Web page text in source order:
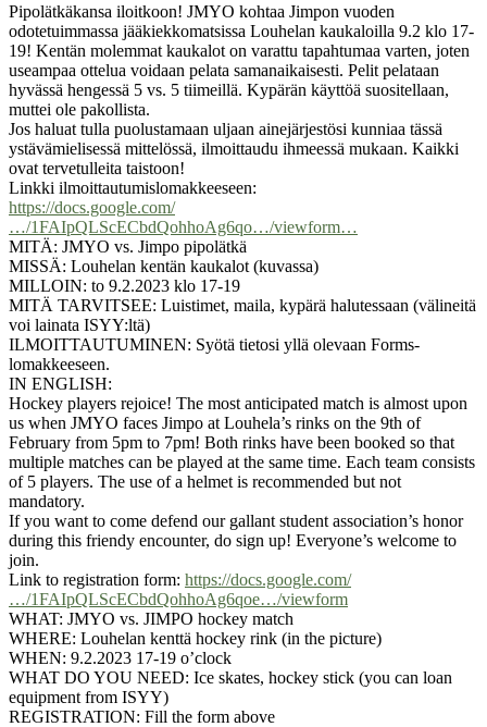
Pipolätkäkansa iloitkoon! JMYO kohtaa Jimpon vuoden
odotetuimmassa jääkiekkomatsissa Louhelan kaukaloilla 9.2 klo 17-
19! Kentän molemmat kaukalot on varattu tapahtumaa varten, joten
useampaa ottelua voidaan pelata samanaikaisesti. Pelit pelataan
hyvässä hengessä 5 vs. 5 tiimeillä. Kypärän käyttöä suositellaan,
muttei ole pakollista.
Jos haluat tulla puolustamaan uljaan ainejärjestösi kunniaa tässä
ystävämielisessä mittelössä, ilmoittaudu ihmeessä mukaan. Kaikki
ovat tervetulleita taistoon!
Linkki ilmoittautumislomakkeeseen:
https://docs.google.com/
…/1FAIpQLScECbdQohhoAg6qo…/viewform…
MITÄ: JMYO vs. Jimpo pipolätkä
MISSÄ: Louhelan kentän kaukalot (kuvassa)
MILLOIN: to 9.2.2023 klo 17-19
MITÄ TARVITSEE: Luistimet, maila, kypärä halutessaan (välineitä
voi lainata ISYY:ltä)
ILMOITTAUTUMINEN: Syötä tietosi yllä olevaan Forms-
lomakkeeseen.
IN ENGLISH:
Hockey players rejoice! The most anticipated match is almost upon
us when JMYO faces Jimpo at Louhela’s rinks on the 9th of
February from 5pm to 7pm! Both rinks have been booked so that
multiple matches can be played at the same time. Each team consists
of 5 players. The use of a helmet is recommended but not
mandatory.
If you want to come defend our gallant student association’s honor
during this friendy encounter, do sign up! Everyone’s welcome to
join.
Link to registration form: https://docs.google.com/
…/1FAIpQLScECbdQohhoAg6qoe…/viewform
WHAT: JMYO vs. JIMPO hockey match
WHERE: Louhelan kenttä hockey rink (in the picture)
WHEN: 9.2.2023 17-19 o’clock
WHAT DO YOU NEED: Ice skates, hockey stick (you can loan
equipment from ISYY)
REGISTRATION: Fill the form above